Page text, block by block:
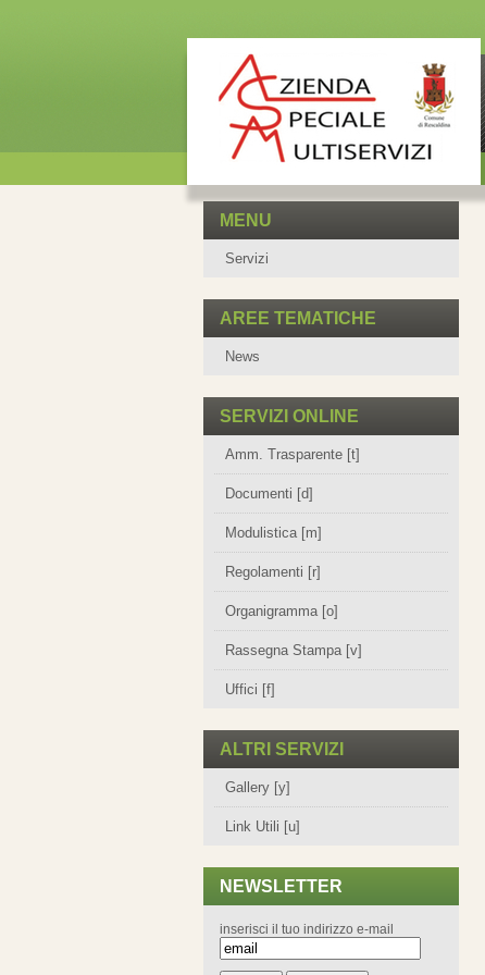
MENU
Servizi
AREE TEMATICHE
News
SERVIZI ONLINE
Amm. Trasparente [t]
Documenti [d]
Modulistica [m]
Regolamenti [r]
Organigramma [o]
Rassegna Stampa [v]
Uffici [f]
ALTRI SERVIZI
Gallery [y]
Link Utili [u]
NEWSLETTER
inserisci il tuo indirizzo e-mail